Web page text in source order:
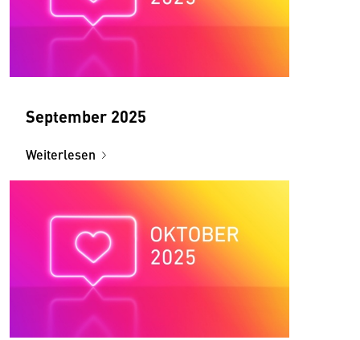
September 2025
Weiterlesen